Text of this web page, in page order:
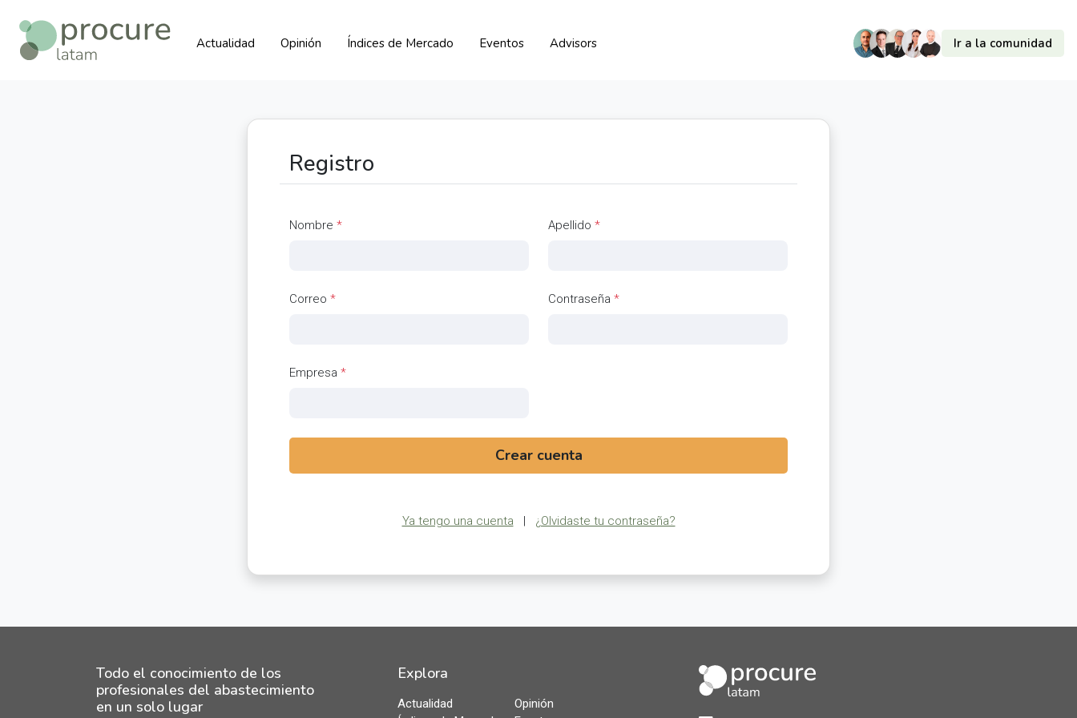
Actualidad Opinión Índices de Mercado Eventos Advisors Ir a la comunidad
Registro
Nombre * Apellido *
Correo * Contraseña *
Empresa *
Crear cuenta
Ya tengo una cuenta | ¿Olvidaste tu contraseña?
Todo el conocimiento de los
profesionales del abastecimiento
en un solo lugar
Explora
Actualidad
Opinión